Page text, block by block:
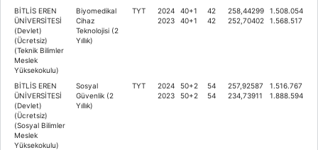
BİTLİS EREN
ÜNİVERSİTESİ
(Devlet)
(Ücretsiz)
(Teknik Bilimler
Meslek
Yüksekokulu)
Biyomedikal
Cihaz
Teknolojisi (2
Yıllık)
TYT
2024
2023
40+1
40+1
42
42
258,44299
252,70402
1.508.054
1.568.517
BİTLİS EREN
ÜNİVERSİTESİ
(Devlet)
(Ücretsiz)
(Sosyal Bilimler
Meslek
Yüksekokulu)
Sosyal
Güvenlik (2
Yıllık)
TYT
2024
2023
50+2
50+2
54
54
257,92587
234,73911
1.516.767
1.888.594